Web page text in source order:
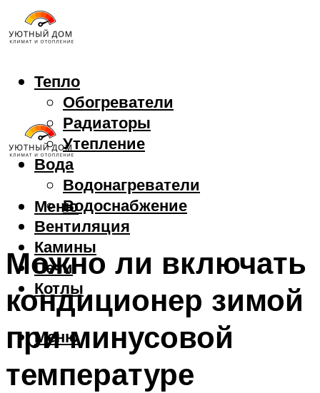
Тепло
Обогреватели
Радиаторы
Утепление
Вода
Водонагреватели
Водоснабжение
Вентиляция
Камины
Печи
Котлы
Меню
Меню
Можно ли включать
кондиционер зимой
при минусовой
температуре